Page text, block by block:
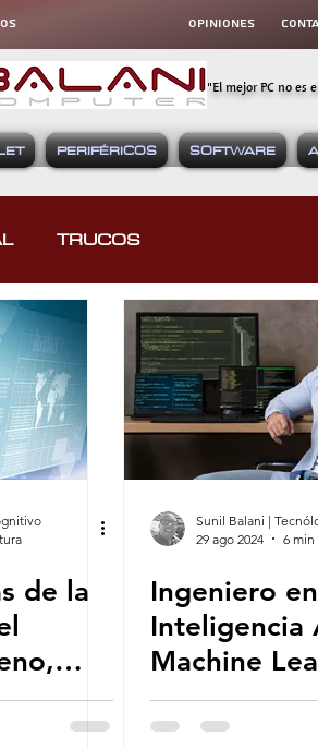
OPINIONES
"El mejor PC no es
PERIFÉRICOS SOFTWARE
TRUCOS
SOFTWARE
MÓVILES
MANUALES PODCASTING
EMPRENDIMIENTO DIGITAL
de la
e
Sunil Balani |
29 ago 2024
6
Ingeniero en
Inteligencia
Machine
entre las
con más